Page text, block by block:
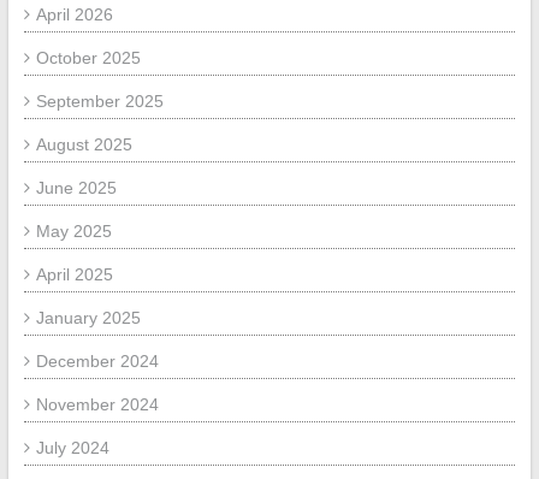
April 2026
October 2025
September 2025
August 2025
June 2025
May 2025
April 2025
January 2025
December 2024
November 2024
July 2024